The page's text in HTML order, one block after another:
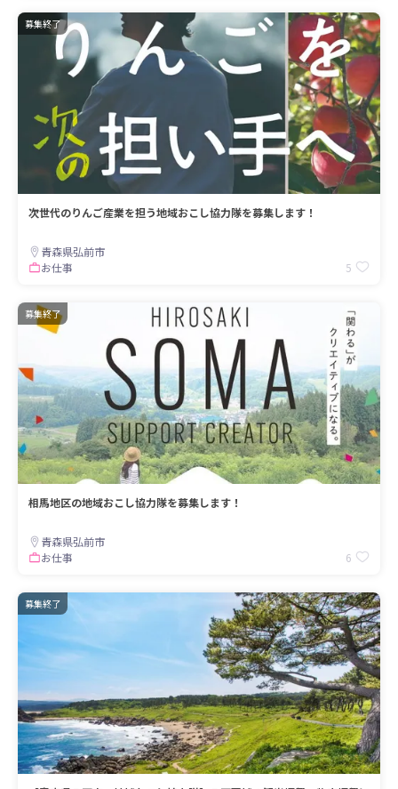
募集終了
次世代のりんご産業を担う地域おこし協力隊を募集します！
青森県弘前市
お仕事
5
募集終了
相馬地区の地域おこし協力隊を募集します！
青森県弘前市
お仕事
6
募集終了